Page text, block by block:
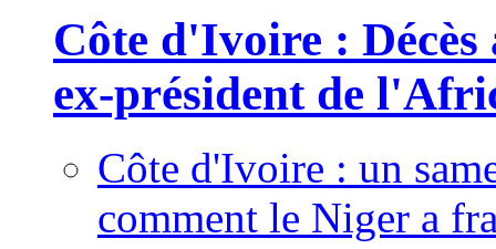
Côte d'Ivoire :
ex-président de
Côte d'Ivoire : un
comment le Niger a